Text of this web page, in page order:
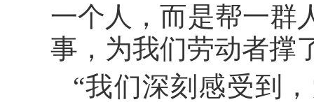
一个人，而是帮一群
事，为我们劳动者撑
“我们深刻感受到